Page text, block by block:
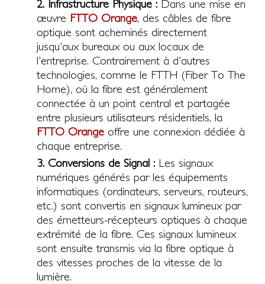
2. Infrastructure Physique : Dans une mise en
œuvre FTTO Orange, des câbles de fibre
optique sont acheminés directement
jusqu'aux bureaux ou aux locaux de
l'entreprise. Contrairement à d'autres
technologies, comme le FTTH (Fiber To The
Home), où la fibre est généralement
connectée à un point central et partagée
entre plusieurs utilisateurs résidentiels, la
FTTO Orange offre une connexion dédiée à
chaque entreprise.
3. Conversions de Signal : Les signaux
numériques générés par les équipements
informatiques (ordinateurs, serveurs, routeurs,
etc.) sont convertis en signaux lumineux par
des émetteurs-récepteurs optiques à chaque
extrémité de la fibre. Ces signaux lumineux
sont ensuite transmis via la fibre optique à
des vitesses proches de la vitesse de la
lumière.